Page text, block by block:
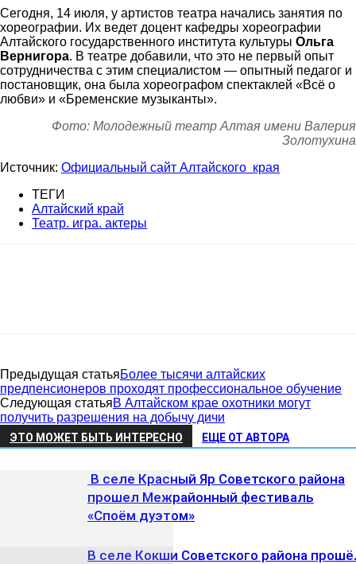
Сегодня, 14 июля, у артистов театра начались занятия по
хореографии. Их ведет доцент кафедры хореографии
Алтайского государственного института культуры Ольга
Вернигора. В театре добавили, что это не первый опыт
сотрудничества с этим специалистом — опытный педагог и
постановщик, она была хореографом спектаклей «Всё о
любви» и «Бременские музыканты».
Фото: Молодежный театр Алтая имени Валерия
Золотухина
Источник: Официальный сайт Алтайского края
ТЕГИ
Алтайский край
Театр. игра. актеры
Предыдущая статьяБолее тысячи алтайских
предпенсионеров проходят профессиональное обучение
Следующая статьяВ Алтайском крае охотники могут
получить разрешения на добычу дичи
ЭТО МОЖЕТ БЫТЬ ИНТЕРЕСНО ЕЩЕ ОТ АВТОРА
В селе Красный Яр Советского района
прошел Межрайонный фестиваль
«Споём дуэтом»
В селе Кокши Советского района